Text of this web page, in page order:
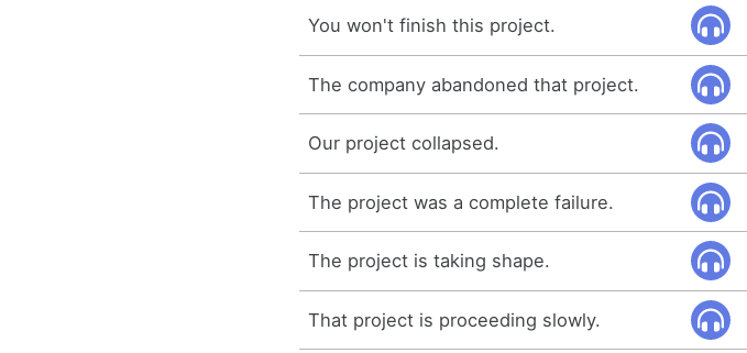
You won't finish this project.
The company abandoned that project.
Our project collapsed.
The project was a complete failure.
The project is taking shape.
That project is proceeding slowly.